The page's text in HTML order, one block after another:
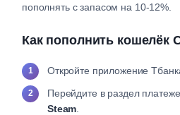
пополнять с запасом на 10-12%.
Как пополнить кошелёк
Откройте приложение
Перейдите в раздел
Steam